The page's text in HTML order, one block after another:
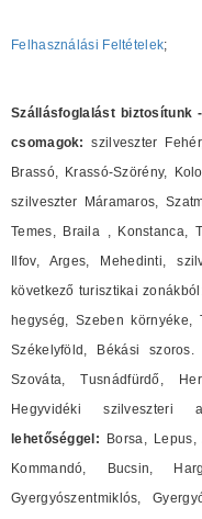
Felhasználási Feltételek;
Szállásfoglalást
csomagok: szilveszter
Brassó, Krassó-Szörény,
szilveszter Máramaros,
Temes, Braila , Konstanca,
Ilfov, Arges, Mehedinti,
következő turisztikai
hegység, Szeben
Székelyföld, Békási szoros.
Szováta, Tusnádfürdő,
Hegyvidéki szilveszteri
lehetőséggel: Borsa, Lepus,
Kommandó, Bucsin,
Gyergyószentmiklós,